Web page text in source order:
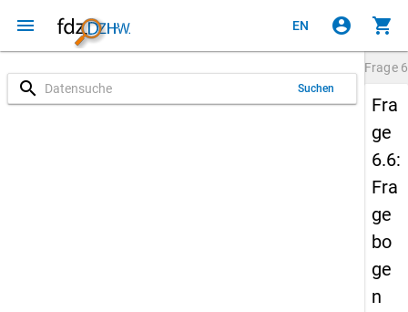
menu EN account_circle shopping_cart
search Suchen
Frage
Fra
ge
6.6:
Fra
ge
bo
ge
n